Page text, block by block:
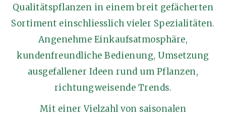
Qualitätspflanzen in einem breit gefächerten
Sortiment einschliesslich vieler Spezialitäten.
Angenehme Einkaufsatmosphäre,
kundenfreundliche Bedienung, Umsetzung
ausgefallener Ideen rund um Pflanzen,
richtungweisende Trends.
Mit einer Vielzahl von saisonalen